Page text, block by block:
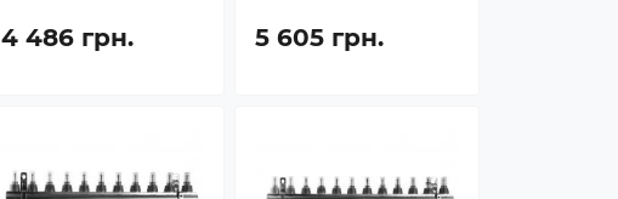
4 486 грн. 5 605 грн.